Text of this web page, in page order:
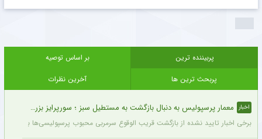
پربیننده ترین
بر اساس توصیه
پربحث ترین ها
آخرین نظرات
اخبار معمار پرسپولیس به دنبال بازگشت به مستطیل سبز ؛ سورپرایز بزرگ در راه است ؟ + جزئیات
برخی اخبار تایید نشده از بازگشت قریب الوقوع سرمربی محبوب پرسپولیسی‌ها به دنیای